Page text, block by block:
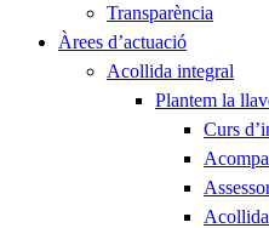
Transparència
Àrees d’actuació
Acollida integral
Plantem la
Curs
Acollida